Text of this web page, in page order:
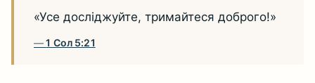
«Усе досліджуйте, тримайтеся доброго!»
1 Сол 5:21